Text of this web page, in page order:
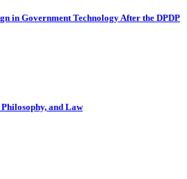
in Government Technology After the DPDP
and Law